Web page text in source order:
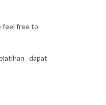
feel free to
dapat